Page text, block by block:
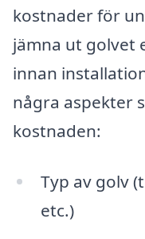
kostnader för
jämna ut golvet
innan
några aspekter
kostnaden:
Typ av golv
etc.)